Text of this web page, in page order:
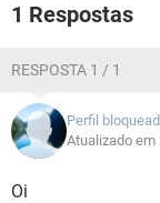
1 Respostas
RESPOSTA 1 / 1
Perfil
Atualizado em
Oi